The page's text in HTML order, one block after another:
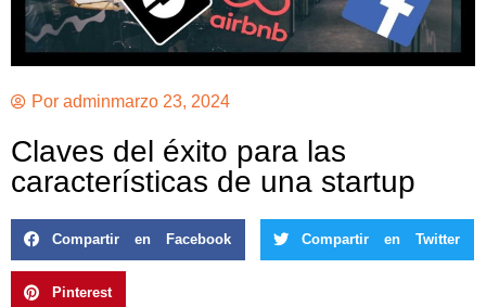
Por adminmarzo 23, 2024
Claves del éxito para las
características de una startup
Compartir en Facebook Compartir en Twitter
Pinterest